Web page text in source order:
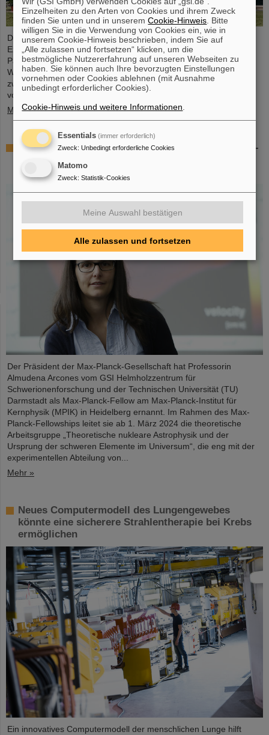
Die Geschäftsführung von GSI und FAIR sowie
Expertendelegationen haben vor kurzem bei Besuchen im FAIR-
Partnerland wichtige Gespräche geführt, um entscheidende
Weichenstellungen für die weitere nachhaltige Zusammenarbeit
zwischen GSI/FAIR und Indien im Rahmen des FAIR-Projekts
vorzunehmen.
Mehr »
GSI-Forscherin Almudena Arcones zu Max-Planck-
Fellow am Max-Planck-Institut für Kernphysik in
Heidelberg ernannt
Der Präsident der Max-Planck-Gesellschaft hat Professorin
Almudena Arcones vom GSI Helmholzzentrum für
Schwerionenforschung und der Technischen Universität (TU)
Darmstadt als Max-Planck-Fellow am Max-Planck-Institut für
Kernphysik (MPIK) in Heidelberg ernannt. Im Rahmen des Max-
Planck-Fellowships leitet sie ab 1. März 2024 die theoretische
Arbeitsgruppe „Theoretische nukleare Astrophysik und der
Ursprung der schweren Elemente im Universum“, die eng mit der
experimentellen Abteilung von...
Mehr »
Neues Computermodell des Lungengewebes
könnte eine sicherere Strahlentherapie bei Krebs
ermöglichen
Ein innovatives Computermodell der menschlichen Lunge hilft
Einzelheiten zu den Arten von Cookies und ihrem Zweck
finden Sie unten und in unseremCookie-Hinweis . Bitte
willigen Sie in die Verwendung von Cookies ein, wie in
unserem Cookie-Hinweis beschrieben, indem Sie auf
„Alle zulassen und fortsetzen“ klicken, um die
bestmögliche Nutzererfahrung auf unseren Webseiten zu
haben. Sie können auch Ihre bevorzugten Einstellungen
vornehmen oder Cookies ablehnen (mit Ausnahme
unbedingt erforderlicher Cookies).
Cookie-Hinweis und weitere Informationen
Essentials (immer erforderlich)
Zweck: Unbedingt erforderliche Cookies
Matomo
Zweck: Statistik-Cookies
Meine Auswahl bestätigen
Alle zulassen und fortsetzen